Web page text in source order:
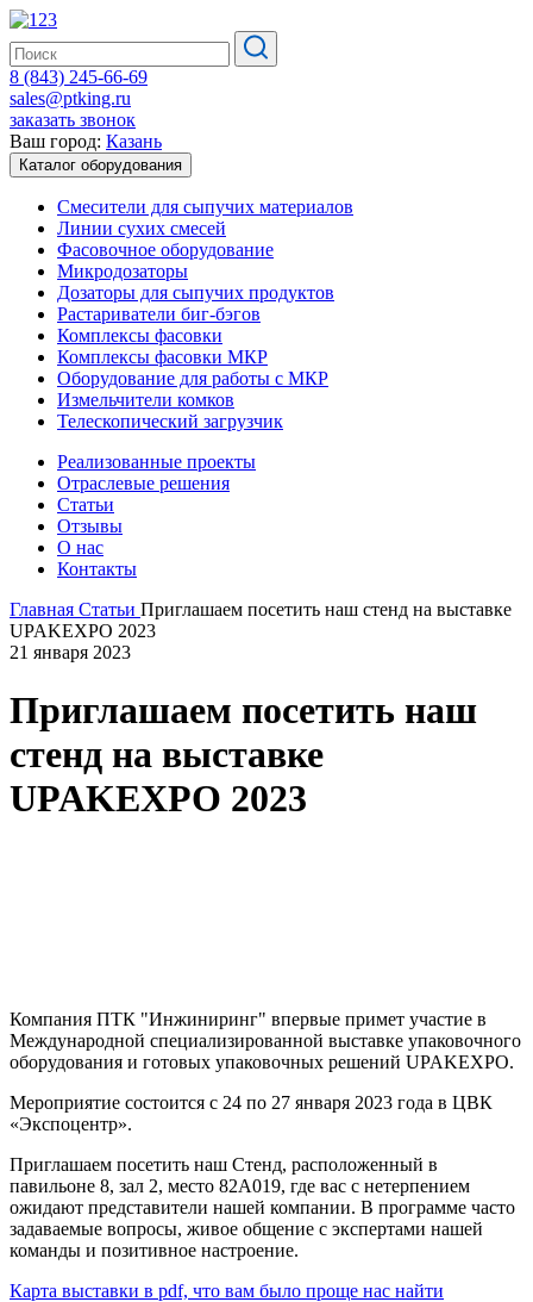
8 (843) 245-66-69
sales@ptking.ru
заказать звонок
Ваш город: Казань
Каталог оборудования
Смесители для сыпучих материалов
Линии сухих смесей
Фасовочное оборудование
Микродозаторы
Дозаторы для сыпучих продуктов
Растариватели биг-бэгов
Комплексы фасовки
Комплексы фасовки МКР
Оборудование для работы с МКР
Измельчители комков
Телескопический загрузчик
Реализованные проекты
Отраслевые решения
Статьи
Отзывы
О нас
Контакты
Главная Статьи Приглашаем посетить наш стенд на выставке
UPAKEXPO 2023
21 января 2023
Приглашаем посетить наш
стенд на выставке
UPAKEXPO 2023
Компания ПТК "Инжиниринг" впервые примет участие в
Международной специализированной выставке упаковочного
оборудования и готовых упаковочных решений UPAKEXPO.
Мероприятие состоится с 24 по 27 января 2023 года в ЦВК
«Экспоцентр».
Приглашаем посетить наш Стенд, расположенный в
павильоне 8, зал 2, место 82А019, где вас с нетерпением
ожидают представители нашей компании. В программе часто
задаваемые вопросы, живое общение с экспертами нашей
команды и позитивное настроение.
Карта выставки в pdf, что вам было проще нас найти